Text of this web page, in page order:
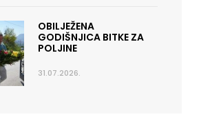
OBILJEŽENA
GODIŠNJICA BITKE ZA
POLJINE
31.07.2026.